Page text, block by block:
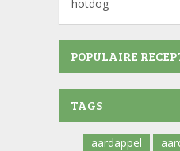
hotdog
POPULAIRE
TAGS
aardappel